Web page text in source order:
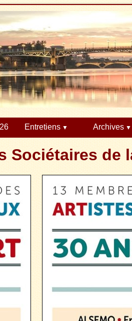
Entretiens Archives
Sociétaires de